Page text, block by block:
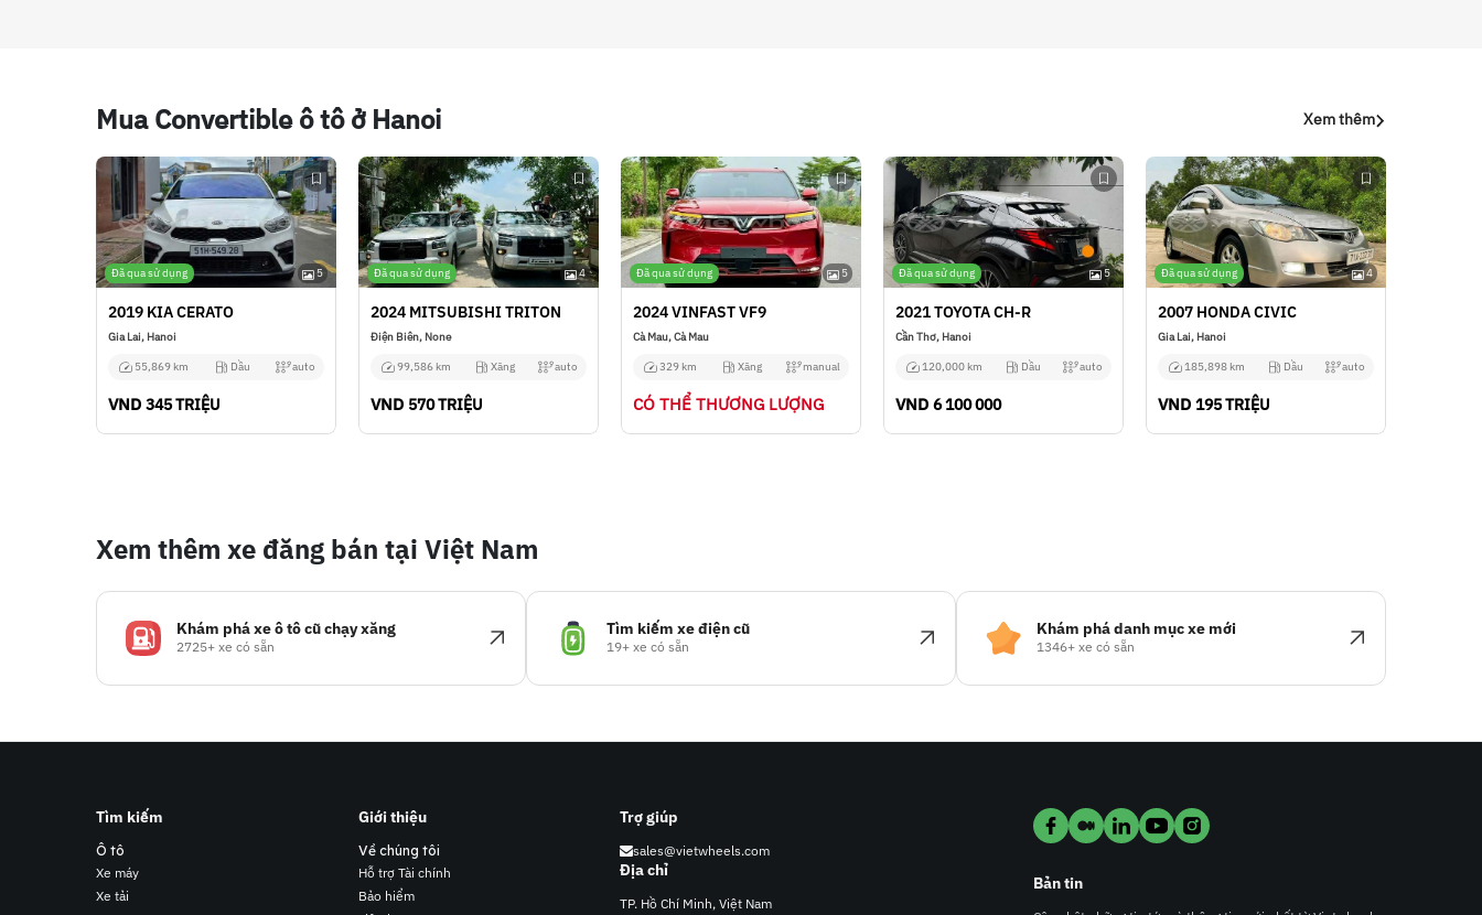
Mua Convertible ô tô ở Hanoi Xem thêm
Đã qua sử dụng 5
2019 KIA CERATO
Gia Lai, Hanoi
55,869 km Dầu auto
VND 345 TRIỆU
Đã qua sử dụng 4
2024 MITSUBISHI TRITON
Điện Biên, None
99,586 km Xăng auto
VND 570 TRIỆU
Đã qua sử dụng 5
2024 VINFAST VF9
Cà Mau, Cà Mau
329 km Xăng manual
CÓ THỂ THƯƠNG LƯỢNG
Đã qua sử dụng 5
2021 TOYOTA CH-R
Cần Thơ, Hanoi
120,000 km Dầu auto
VND 6 100 000
Đã qua sử dụng 4
2007 HONDA CIVIC
Gia Lai, Hanoi
185,898 km Dầu auto
VND 195 TRIỆU
Xem thêm xe đăng bán tại Việt Nam
Khám phá xe ô tô cũ chạy xăng
2725+ xe có sẵn
Tìm kiếm xe điện cũ
19+ xe có sẵn
Khám phá danh mục xe mới
1346+ xe có sẵn
Tìm kiếm
Ô tô
Xe máy
Xe tải
Giới thiệu
Về chúng tôi
Hỗ trợ Tài chính
Bảo hiểm
Địa chỉ
TP. Hồ Chí Minh, Việt Nam
Trợ giúp
sales@vietwheels.com
Bản tin